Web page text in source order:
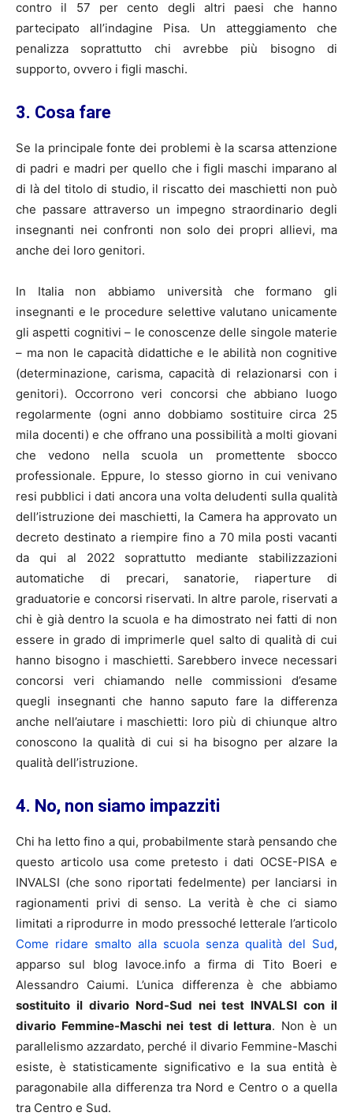
contro il 57 per cento degli altri paesi che hanno
partecipato all’indagine Pisa. Un atteggiamento che
penalizza soprattutto chi avrebbe più bisogno di
supporto, ovvero i figli maschi.
3. Cosa fare
Se la principale fonte dei problemi è la scarsa attenzione
di padri e madri per quello che i figli maschi imparano al
di là del titolo di studio, il riscatto dei maschietti non può
che passare attraverso un impegno straordinario degli
insegnanti nei confronti non solo dei propri allievi, ma
anche dei loro genitori.
In Italia non abbiamo università che formano gli
insegnanti e le procedure selettive valutano unicamente
gli aspetti cognitivi – le conoscenze delle singole materie
– ma non le capacità didattiche e le abilità non cognitive
(determinazione, carisma, capacità di relazionarsi con i
genitori). Occorrono veri concorsi che abbiano luogo
regolarmente (ogni anno dobbiamo sostituire circa 25
mila docenti) e che offrano una possibilità a molti giovani
che vedono nella scuola un promettente sbocco
professionale. Eppure, lo stesso giorno in cui venivano
resi pubblici i dati ancora una volta deludenti sulla qualità
dell’istruzione dei maschietti, la Camera ha approvato un
decreto destinato a riempire fino a 70 mila posti vacanti
da qui al 2022 soprattutto mediante stabilizzazioni
automatiche di precari, sanatorie, riaperture di
graduatorie e concorsi riservati. In altre parole, riservati a
chi è già dentro la scuola e ha dimostrato nei fatti di non
essere in grado di imprimerle quel salto di qualità di cui
hanno bisogno i maschietti. Sarebbero invece necessari
concorsi veri chiamando nelle commissioni d’esame
quegli insegnanti che hanno saputo fare la differenza
anche nell’aiutare i maschietti: loro più di chiunque altro
conoscono la qualità di cui si ha bisogno per alzare la
qualità dell’istruzione.
4. No, non siamo impazziti
Chi ha letto fino a qui, probabilmente starà pensando che
questo articolo usa come pretesto i dati OCSE-PISA e
INVALSI (che sono riportati fedelmente) per lanciarsi in
ragionamenti privi di senso. La verità è che ci siamo
limitati a riprodurre in modo pressoché letterale l’articolo
Come ridare smalto alla scuola senza qualità del Sud,
apparso sul blog lavoce.info a firma di Tito Boeri e
Alessandro Caiumi. L’unica differenza è che abbiamo
sostituito il divario Nord-Sud nei test INVALSI con il
divario Femmine-Maschi nei test di lettura. Non è un
parallelismo azzardato, perché il divario Femmine-Maschi
esiste, è statisticamente significativo e la sua entità è
paragonabile alla differenza tra Nord e Centro o a quella
tra Centro e Sud.